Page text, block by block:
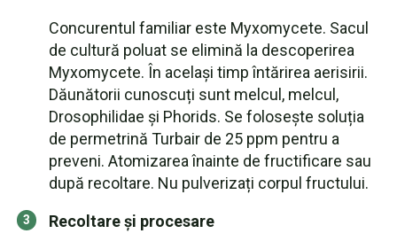
Concurentul familiar este Myxomycete. Sacul
de cultură poluat se elimină la descoperirea
Myxomycete. În același timp întărirea aerisirii.
Dăunătorii cunoscuți sunt melcul, melcul,
Drosophilidae și Phorids. Se folosește soluția
de permetrină Turbair de 25 ppm pentru a
preveni. Atomizarea înainte de fructificare sau
după recoltare. Nu pulverizați corpul fructului.
Recoltare și procesare